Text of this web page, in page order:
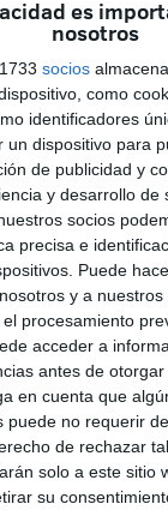
es
nosotros
socios
como
identificadores
un dispositivo para
de publicidad y
y desarrollo de
socios
precisa e
Puede
y a
procesamiento
acceder a
antes de
en cuenta que
puede no requerir
de rechazar
solo a este sitio
su
Caballaanunció
la noticia de que
sido convocado
llamado al joven
que disputará el
que se
del 5 al 14 de julio.
aprovechar para
jugadorpor esta
lo mejor en su
“Enhorabuena
CN Caballa
destaca el club.